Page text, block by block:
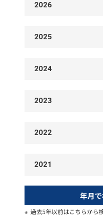
2026
2025
2024
2023
2022
2021
年月
過去5年以前はこちらから